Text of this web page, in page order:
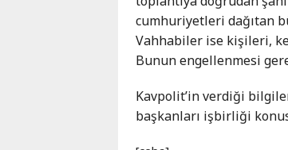
cumhuriyetleri dağıtan
Vahhabiler ise kişileri,
Bunun engellenmesi
Kavpolit’in verdiği
başkanları işbirliği